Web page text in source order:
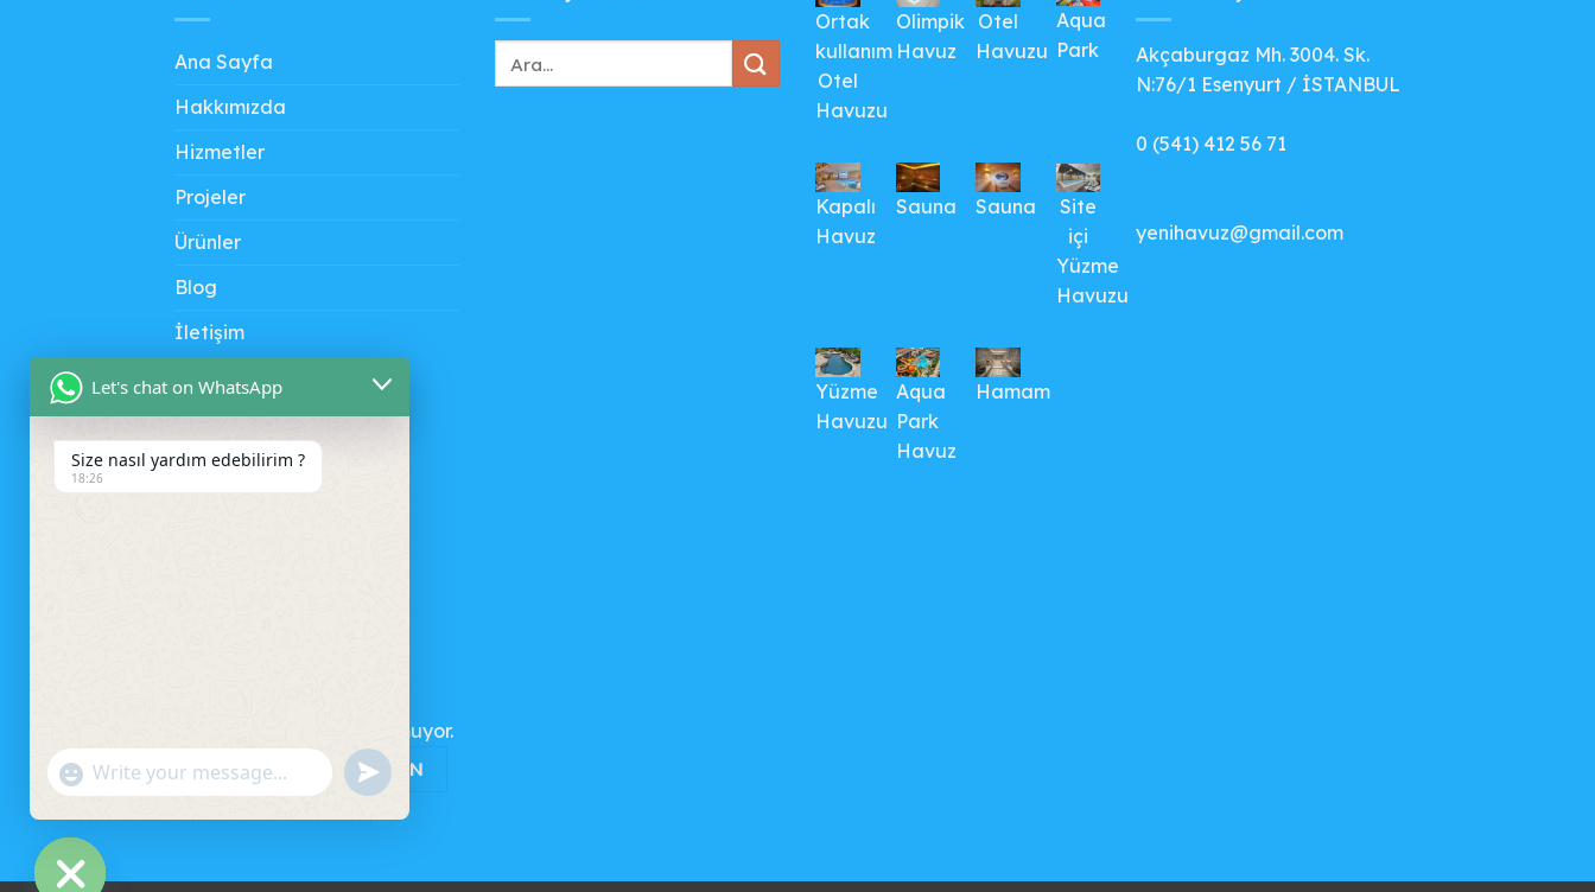
Ana Sayfa
Hakkımızda
Hizmetler
Projeler
Ürünler
Blog
İletişim
Ortak
kullanım
Otel
Havuzu
Olimpik
Havuz
Otel
Havuzu
Aqua
Park
Kapalı
Havuz
Sauna Sauna
Site
içi
Yüzme
Havuzu
Yüzme
Havuzu
Aqua
Park
Havuz
Hamam
Akçaburgaz Mh. 3004. Sk.
N:76/1 Esenyurt / İSTANBUL
0 (541) 412 56 71
yenihavuz@gmail.com
Sepetinizde ürün bulunmuyor.
MAĞAZAYA GERI DÖN
Let's chat on WhatsApp
Size nasıl yardım edebilirim ?
18:26
"+CHATY_SETTINGS.LANG.EMOJI_PICKER+"
WhatsApp
UNDEFINED